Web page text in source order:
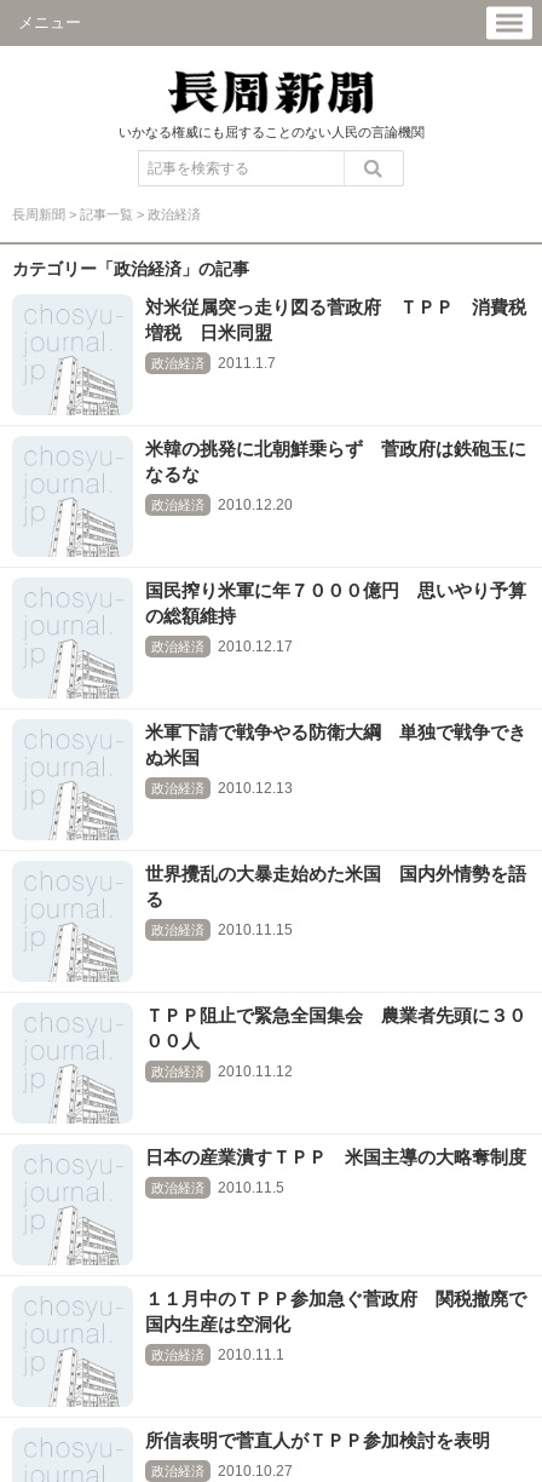
メニュー
いかなる権威にも屈することのない人民の言論機関
長周新聞 > 記事一覧 > 政治経済
カテゴリー「政治経済」の記事
対米従属突っ走り図る菅政府 ＴＰＰ 消費税
増税 日米同盟
政治経済 2011.1.7
米韓の挑発に北朝鮮乗らず 菅政府は鉄砲玉に
なるな
政治経済 2010.12.20
国民搾り米軍に年７０００億円 思いやり予算
の総額維持
政治経済 2010.12.17
米軍下請で戦争やる防衛大綱 単独で戦争でき
ぬ米国
政治経済 2010.12.13
世界攪乱の大暴走始めた米国 国内外情勢を語
る
政治経済 2010.11.15
ＴＰＰ阻止で緊急全国集会 農業者先頭に３０
００人
政治経済 2010.11.12
日本の産業潰すＴＰＰ 米国主導の大略奪制度
政治経済 2010.11.5
１１月中のＴＰＰ参加急ぐ菅政府 関税撤廃で
国内生産は空洞化
政治経済 2010.11.1
所信表明で菅直人がＴＰＰ参加検討を表明
政治経済 2010.10.27